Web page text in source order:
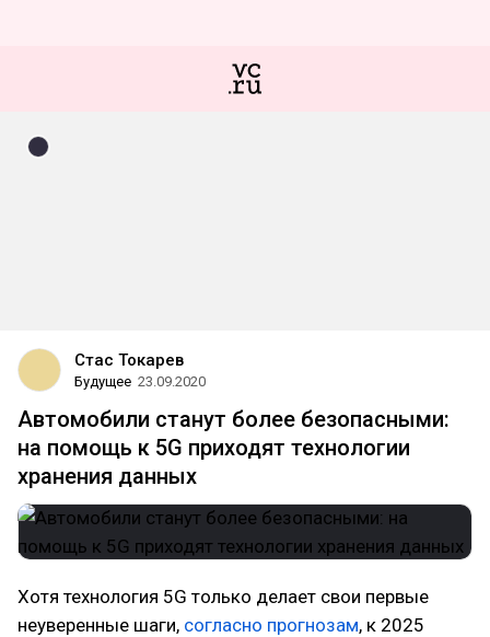
Стас Токарев
Будущее 23.09.2020
Автомобили станут более безопасными:
на помощь к 5G приходят технологии
хранения данных
Хотя технология 5G только делает свои первые
неуверенные шаги, согласно прогнозам, к 2025